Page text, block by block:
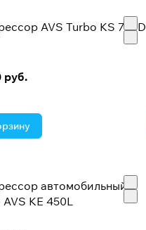
AVS Turbo KS 750D
руб.
автомобильный
KE 450L